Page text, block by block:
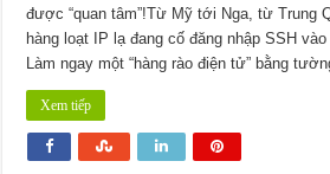
được “quan tâm”!Từ Mỹ tới Nga, từ Trung
hàng loạt IP lạ đang cố đăng nhập SSH
Làm ngay một “hàng rào điện tử” bằng
Xem tiếp